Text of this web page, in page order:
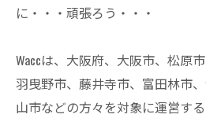
に・・・頑張ろう・・・
Waccは、大阪府、大阪市、松原
羽曳野市、藤井寺市、富田林市
山市などの方々を対象に運営す